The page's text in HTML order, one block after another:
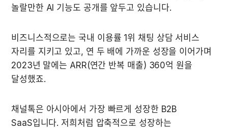
놀랄만한 AI 기능도 공개를 앞두고 있습니다.
비즈니스적으로는 국내 이용률 1위 채팅 상담 서비스
자리를 지키고 있고, 연 두 배에 가까운 성장을 이어가며
2023년 말에는 ARR(연간 반복 매출) 360억 원을
달성했죠.
채널톡은 아시아에서 가장 빠르게 성장한 B2B
SaaS입니다. 저희처럼 압축적으로 성장하는